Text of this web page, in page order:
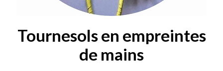
Tournesols en empreintes
de mains